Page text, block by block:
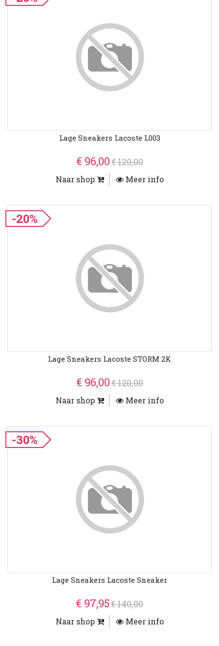
Lage Sneakers Lacoste L003
€ 96,00€ 120,00
Naar shop Meer info
-20%
Lage Sneakers Lacoste STORM 2K
€ 96,00€ 120,00
Naar shop Meer info
-30%
Lage Sneakers Lacoste Sneaker
€ 97,95€ 140,00
Naar shop Meer info